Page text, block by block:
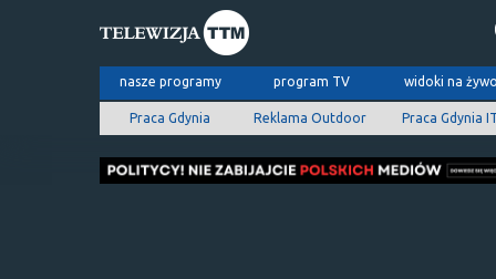
nasze programy program TV widoki na
Praca Gdynia Reklama Outdoor Praca Gdynia